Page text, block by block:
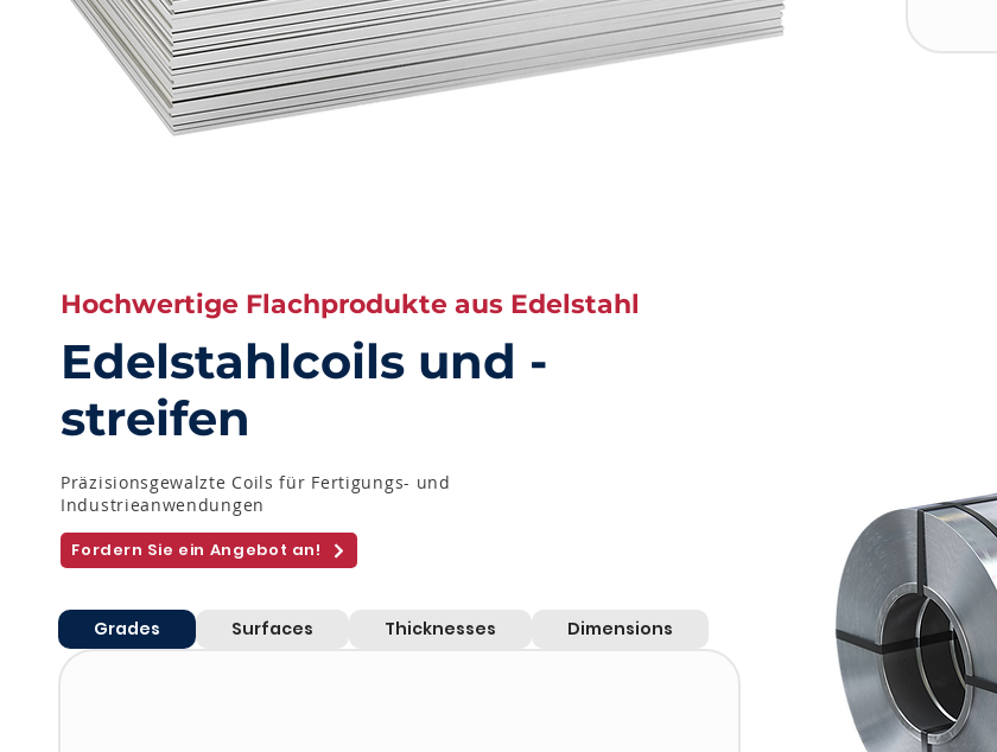
Hochwertige Flachprodukte aus Edelstahl
Edelstahlcoils und -
streifen
Präzisionsgewalzte Coils für Fertigungs- und
Industrieanwendungen
Fordern Sie ein Angebot an!
Grades Surfaces Thicknesses Dimensions